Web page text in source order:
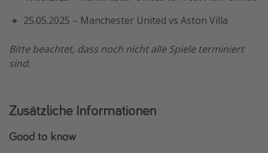
25.05.2025 – Manchester United vs Aston Villa
Bitte beachtet, dass noch nicht alle Spiele terminiert
sind.
Zusätzliche Informationen
Good to know